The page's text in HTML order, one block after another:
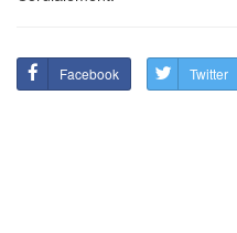
Facebook Twitter